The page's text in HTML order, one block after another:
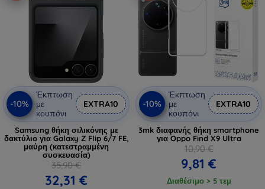
-10%
Έκπτωση
με
κουπόνι
EXTRA10
Samsung θήκη σιλικόνης με
δακτύλιο για Galaxy Z Flip 6/7 FE,
μαύρη (κατεστραμμένη
συσκευασία)
35,90 €
32,31 €
-10%
Έκπτωση
με
κουπόνι
EXTRA10
3mk διαφανής θήκη smartphone
για Oppo Find X9 Ultra
10,90 €
9,81 €
Διαθέσιμο > 5 τεμ